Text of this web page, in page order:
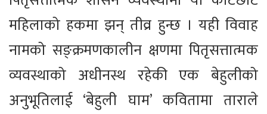
महिलाको हकमा झन् तीव्र हुन्छ । यही विवाह
नामको सङ्क्रमणकालीन क्षणमा पितृसत्तात्मक
व्यवस्थाको अधीनस्थ रहेकी एक बेहुलीको
अनुभूतिलाई ‘बेहुली घाम’ कवितामा ताराले